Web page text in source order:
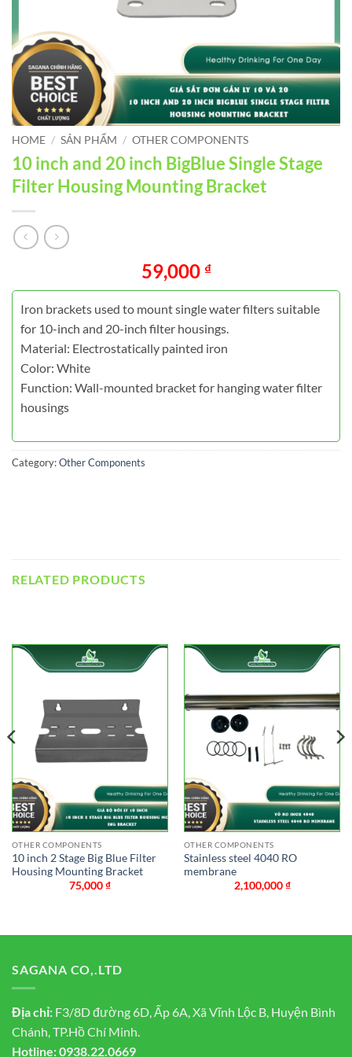
HOME / SẢN PHẨM / OTHER COMPONENTS
10 inch and 20 inch BigBlue Single Stage
Filter Housing Mounting Bracket
59,000 ₫
Iron brackets used to mount single water filters suitable
for 10-inch and 20-inch filter housings.
Material: Electrostatically painted iron
Color: White
Function: Wall-mounted bracket for hanging water filter
housings
Category:Other Components
RELATED PRODUCTS
OTHER COMPONENTS
10 inch 2 Stage Big Blue Filter
Housing Mounting Bracket
75,000₫
OTHER COMPONENTS
Stainless steel 4040 RO
membrane
2,100,000₫
SAGANA CO,.LTD
Địa chỉ: F3/8D đường 6D, Ấp 6A, Xã Vĩnh Lộc B, Huyện Bình
Chánh, TP.Hồ Chí Minh.
Hotline:0938.22.0669